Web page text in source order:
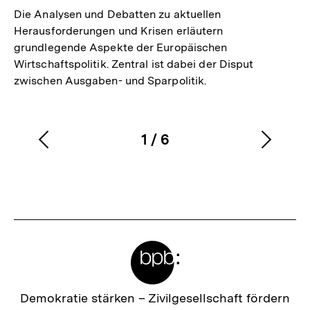
Die Analysen und Debatten zu aktuellen
Herausforderungen und Krisen erläutern
grundlegende Aspekte der Europäischen
Wirtschaftspolitik. Zentral ist dabei der Disput
zwischen Ausgaben- und Sparpolitik.
Karussellinhalt
1
von
/ 6
Vorherigen
Zur
Demokratie stärken – Zivilgesellschaft fördern